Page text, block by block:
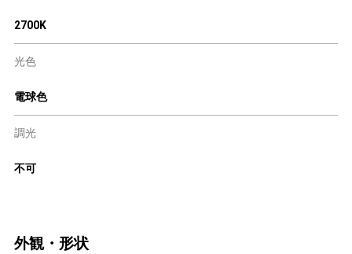
2700K
光色
電球色
調光
不可
外観・形状